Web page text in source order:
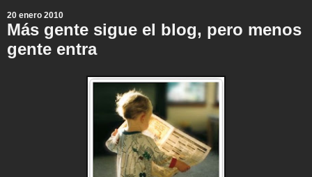
20 enero 2010
Más gente sigue el blog, pero menos
gente entra